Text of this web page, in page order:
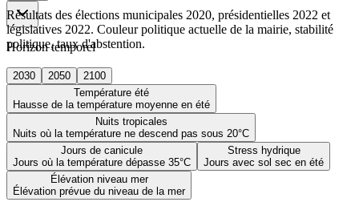
Horizon temporel
2030 2050
2100
Température été
Hausse de la température moyenne en été
Nuits tropicales
Nuits où la température ne descend pas sous 20°C
Jours de canicule
Jours où la température dépasse 35°C
Stress hydrique
Jours avec sol sec en été
Élévation niveau mer
Élévation prévue du niveau de la mer
Résultats des élections municipales 2020, présidentielles 2022 et
législatives 2022. Couleur politique actuelle de la mairie, stabilité
politique, taux d'abstention.